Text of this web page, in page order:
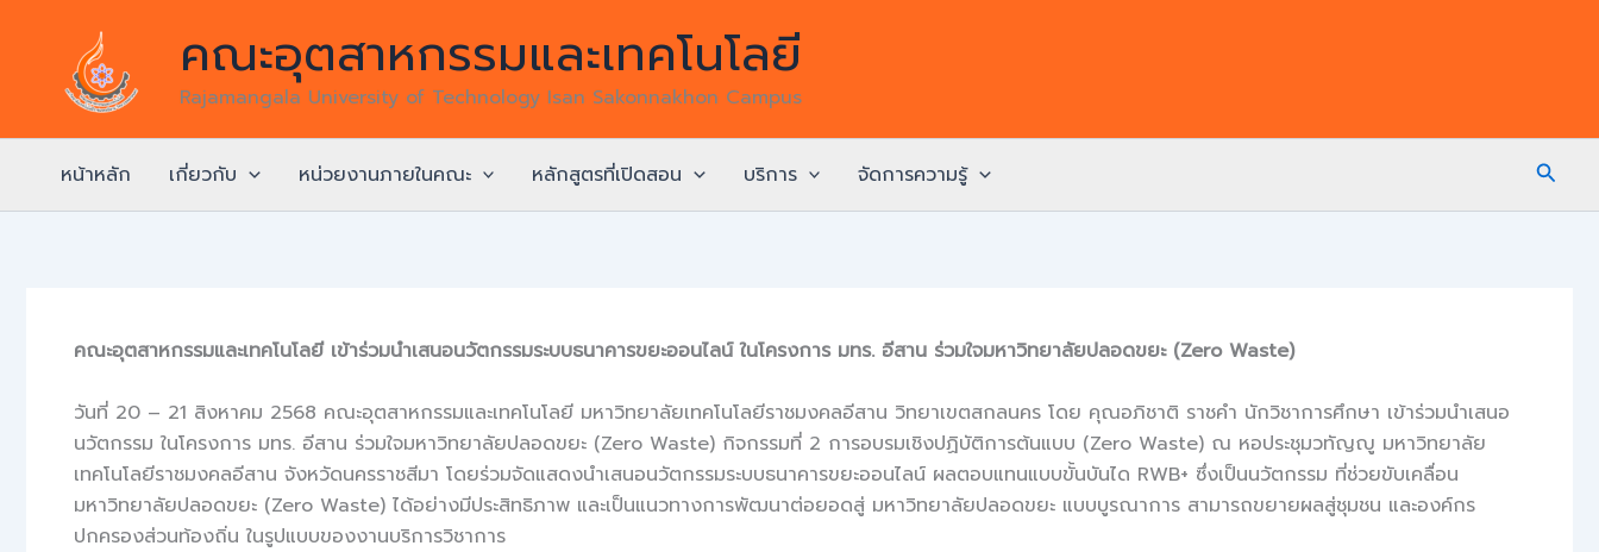
content
คณะอุตสาหกรรมและเทคโนโลยี
Rajamangala University of Technology Isan Sakonnakhon Campus
หน้าหลัก เกี่ยวกับ หน่วยงานภายในคณะ หลักสูตรที่เปิดสอน บริการ จัดการความรู้
คณะอุตสาหกรรมและเทคโนโลยี เข้าร่วมนำเสนอนวัตกรรมระบบธนาคารขยะออนไลน์ ในโครงการ มทร. อีสาน ร่วมใจมหาวิทยาลัยปลอดขยะ (Zero Waste)
วันที่ 20 – 21 สิงหาคม 2568 คณะอุตสาหกรรมและเทคโนโลยี มหาวิทยาลัยเทคโนโลยีราชมงคลอีสาน วิทยาเขตสกลนคร โดย คุณอภิชาติ ราชคำ นักวิชาการศึกษา เข้าร่วมนำเสนอ
นวัตกรรม ในโครงการ มทร. อีสาน ร่วมใจมหาวิทยาลัยปลอดขยะ (Zero Waste) กิจกรรมที่ 2 การอบรมเชิงปฏิบัติการต้นแบบ (Zero Waste) ณ หอประชุมวทัญญู มหาวิทยาลัย
เทคโนโลยีราชมงคลอีสาน จังหวัดนครราชสีมา โดยร่วมจัดแสดงนำเสนอนวัตกรรมระบบธนาคารขยะออนไลน์ ผลตอบแทนแบบขั้นบันได RWB+ ซึ่งเป็นนวัตกรรม ที่ช่วยขับเคลื่อน
มหาวิทยาลัยปลอดขยะ (Zero Waste) ได้อย่างมีประสิทธิภาพ และเป็นแนวทางการพัฒนาต่อยอดสู่ มหาวิทยาลัยปลอดขยะ แบบบูรณาการ สามารถขยายผลสู่ชุมชน และองค์กร
ปกครองส่วนท้องถิ่น ในรูปแบบของงานบริการวิชาการ